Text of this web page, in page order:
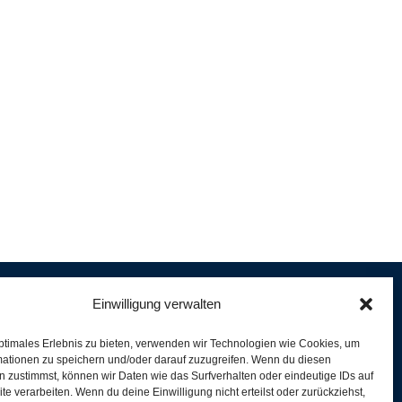
Einwilligung verwalten
Erlebnis zu bieten, verwenden wir Technologien wie Cookies, um
zu speichern und/oder darauf zuzugreifen. Wenn du diesen
zustimmst, können wir Daten wie das Surfverhalten oder eindeutige IDs auf
verarbeiten. Wenn du deine Einwilligung nicht erteilst oder zurückziehst,
und